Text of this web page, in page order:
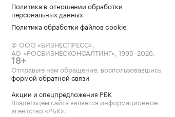
Политика в отношении обработки
персональных данных
Политика обработки файлов cookie
© ООО «БИЗНЕСПРЕСС»,
АО «РОСБИЗНЕСКОНСАЛТИНГ», 1995–2026.
18+
Отправьте нам обращение, воспользовавшись
формой обратной связи
Акции и спецпредложения РБК
Владельцем сайта является информационное
агентство «РБК».